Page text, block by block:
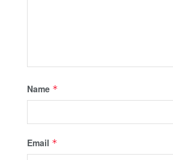
Name *
Email *